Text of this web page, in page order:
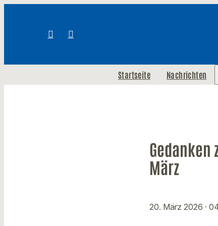
Startseite Nachrichten
Gedanken
März
20. März 2026 ·